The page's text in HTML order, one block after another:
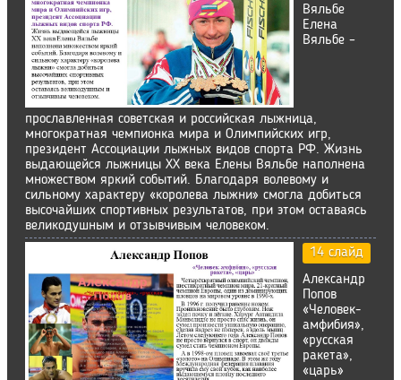
Вяльбе
Елена
Вяльбе –
прославленная советская и российская лыжница,
многократная чемпионка мира и Олимпийских игр,
президент Ассоциации лыжных видов спорта РФ. Жизнь
выдающейся лыжницы XX века Елены Вяльбе наполнена
множеством яркий событий. Благодаря волевому и
сильному характеру «королева лыжни» смогла добиться
высочайших спортивных результатов, при этом оставаясь
великодушным и отзывчивым человеком.
14 слайд
Александр
Попов
«Человек-
амфибия»,
«русская
ракета»,
«царь»